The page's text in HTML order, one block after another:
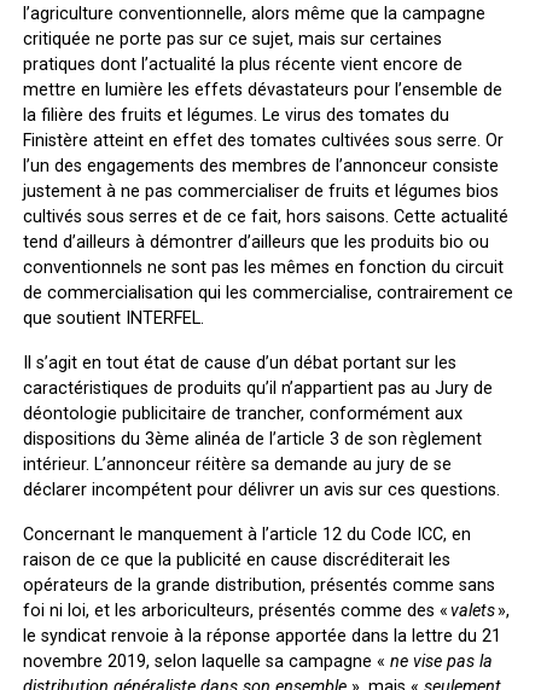
l’agriculture conventionnelle, alors même que la campagne
critiquée ne porte pas sur ce sujet, mais sur certaines
pratiques dont l’actualité la plus récente vient encore de
mettre en lumière les effets dévastateurs pour l’ensemble de
la filière des fruits et légumes. Le virus des tomates du
Finistère atteint en effet des tomates cultivées sous serre. Or
l’un des engagements des membres de l’annonceur consiste
justement à ne pas commercialiser de fruits et légumes bios
cultivés sous serres et de ce fait, hors saisons. Cette actualité
tend d’ailleurs à démontrer d’ailleurs que les produits bio ou
conventionnels ne sont pas les mêmes en fonction du circuit
de commercialisation qui les commercialise, contrairement ce
que soutient INTERFEL.
Il s’agit en tout état de cause d’un débat portant sur les
caractéristiques de produits qu’il n’appartient pas au Jury de
déontologie publicitaire de trancher, conformément aux
dispositions du 3ème alinéa de l’article 3 de son règlement
intérieur. L’annonceur réitère sa demande au jury de se
déclarer incompétent pour délivrer un avis sur ces questions.
Concernant le manquement à l’article 12 du Code ICC, en
raison de ce que la publicité en cause discréditerait les
opérateurs de la grande distribution, présentés comme sans
foi ni loi, et les arboriculteurs, présentés comme des «valets»,
le syndicat renvoie à la réponse apportée dans la lettre du 21
novembre 2019, selon laquelle sa campagne « ne vise pas la